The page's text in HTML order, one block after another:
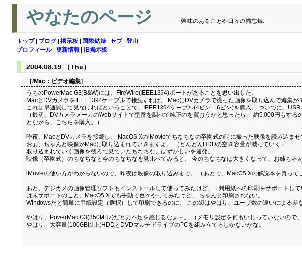
やなたのページ 興味のあることや日々の備忘録.
トップ| ブログ| 掲示板 国際結婚 セブ| 登山
プロフィール| 更新情報 旧掲示板
2004.08.19 （Thu）
［/Mac： ビデオ編集］
うちのPowerMac G3(B&W)には、FireWire(IEEE1394)ポートがあることを思い出した。
MacとDVカメラをIEEE1394ケーブルで接続すれば、 MacにDVカメラで撮った画像を取り込んで編集が
これは早速試して見なければということで、IEEE1394ケーブル(4ピン－6ピン)を購入。 ついでに、
（最初、DVカメラメーカのWebサイトで型番を調べて純正のを買おうかと思ったら、 約5,000円もす
とながら、こちらを購入。）
昨夜、MacとDVカメラを接続し、 MacOS XのiMovieでちなちなの卒園式の時に撮った映像を読み込ませ
おぉ、ちゃんと映像がMacに取り込まれていきますよ。 （どんどんHDDの空き容量が減っていく）
取り込まれていく画像を後ろで見ていたちなちな、はずかしいを連発。
映像（卒園式）のちなちなと今のちなちなを見比べてみると、 今のちなちなは大きくなって、お姉ちゃん
iMovieの使い方がわからないので、昨夜は映像の取り込みまで。 （あとで、MacOS Xの解説本を買って
あと、デジカメの画像管理ソフトもインストールして使ってみたけど、 L判用紙への印刷をサポートし
は未サポートのこと。MacOS Xでも手動で色々やってみたけど、 ちゃんと印刷されない。
Windowsだと簡単に用紙設定（選択）して印刷できるのに。 この辺はやはり、ユーザ数の違いによる差
やはり、PowerMac G3(350MHz)だと力不足を感じるなぁ～。 （メモリ設定を何もいじっていないので
やはり、大容量(100GB以上)HDDとDVDマルチドライブのPCを組み立てるしかないかな。